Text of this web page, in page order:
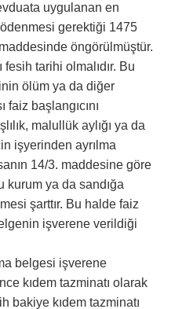
uygulanan en
gerektiği 1475
öngörülmüştür.
tarihi olmalıdır. Bu
ölüm ya da diğer
başlangıcını
malullük aylığı ya da
işyerinden ayrılma
14/3. maddesine göre
kurum ya da sandığa
şarttır. Bu halde faiz
işverene verildiği
belgesi işverene
kıdem tazminatı olarak
bakiye kıdem tazminatı